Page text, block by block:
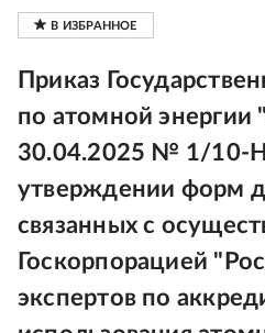
Приказ
по атомной энергии
30.04.2025 № 1/10-
утверждении форм
связанных с
Госкорпорацией
экспертов по